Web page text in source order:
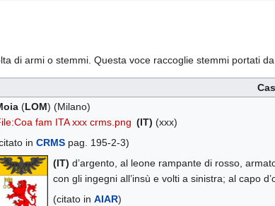
di armi o stemmi. Questa voce raccoglie stemmi portati
(LOM) (Milano)
fam ITA xxx crms.png (IT) (xxx)
in CRMSpag. 195-2-3)
(IT) d’argento, al leone rampante di rosso,
con gli ingegni all’insù e volti a sinistra; al capo
(citato in AIAR)